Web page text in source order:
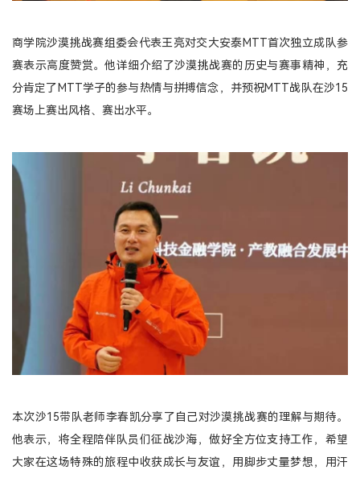
商学院沙漠挑战赛组委会代表王亮对交大安泰MTT首次独立成队参
赛表示高度赞赏。他详细介绍了沙漠挑战赛的历史与赛事精神，充
分肯定了MTT学子的参与热情与拼搏信念，并预祝MTT战队在沙15
赛场上赛出风格、赛出水平。
本次沙15带队老师李春凯分享了自己对沙漠挑战赛的理解与期待。
他表示，将全程陪伴队员们征战沙海，做好全方位支持工作，希望
大家在这场特殊的旅程中收获成长与友谊，用脚步丈量梦想，用汗